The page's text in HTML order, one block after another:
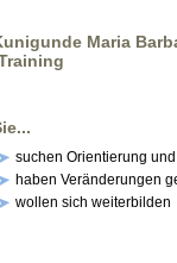
Maria
suchen Orientierung
haben Veränderungen
wollen sich weiterbilden